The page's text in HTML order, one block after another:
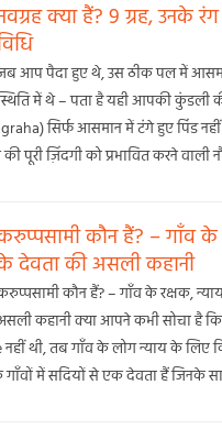
क्या हैं? 9 ग्रह, उनके
आप पैदा हुए थे, उस ठीक पल में
में थे – पता है यही आपकी कुंडली
सिर्फ आसमान में टंगे हुए पिंड
पूरी ज़िंदगी को प्रभावित करने वाली
कौन हैं? – गाँव के
देवता की असली कहानी
कौन हैं? – गाँव के रक्षक,
कहानी क्या आपने कभी सोचा है
नहीं थी, तब गाँव के लोग न्याय के
गाँवों में सदियों से एक देवता हैं जिनके